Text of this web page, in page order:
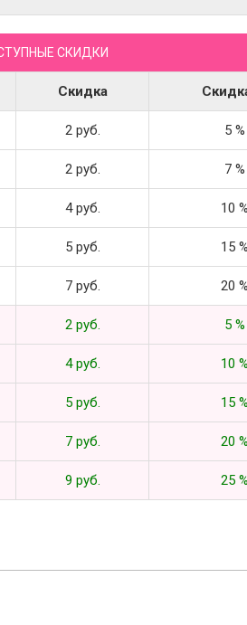
СКИДКИ
Скидка
2 руб. 5 %
2 руб. 7 %
4 руб. 10 %
5 руб. 15 %
7 руб. 20 %
2 руб. 5 %
4 руб. 10 %
5 руб. 15 %
7 руб. 20 %
9 руб. 25 %